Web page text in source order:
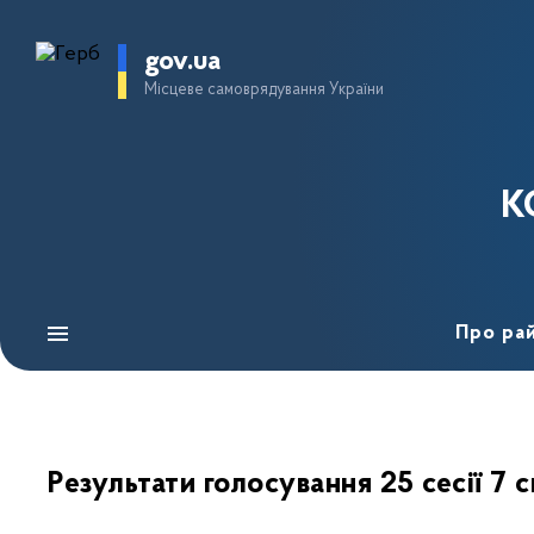
gov.ua
Місцеве самоврядування України
Про
Результати голосування 25 сесії 7